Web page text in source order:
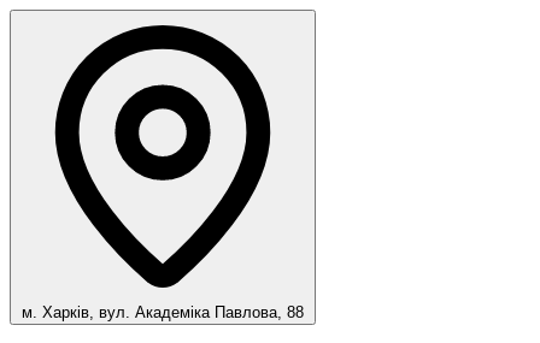
м. Харків, вул. Академіка Павлова, 88